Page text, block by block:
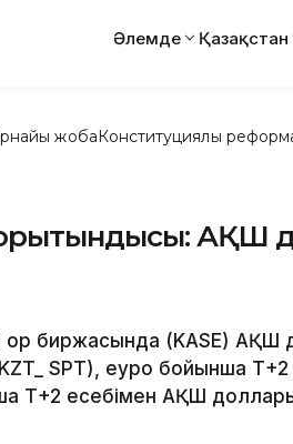
Әлемде Қазақстан
жобаКонституциялық
АҚШ
қор биржасында (KASE) АҚШ
SPT), еуро бойынша Т+2
Т+2 есебімен АҚШ